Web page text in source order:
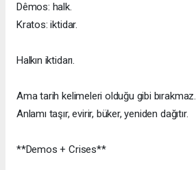
Dêmos: halk.
Kratos: iktidar.
Halkın iktidarı.
Ama tarih kelimeleri olduğu gibi bırakmaz.
Anlamı taşır, evirir, büker, yeniden dağıtır.
**Demos + Crises**